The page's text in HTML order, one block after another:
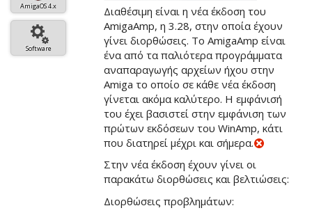
AmigaOS 4.x
Software
Διαθέσιμη είναι η νέα έκδοση του
AmigaAmp, η 3.28, στην οποία έχουν
γίνει διορθώσεις. Το AmigaAmp είναι
ένα από τα παλιότερα προγράμματα
αναπαραγωγής αρχείων ήχου στην
Amiga το οποίο σε κάθε νέα έκδοση
γίνεται ακόμα καλύτερο. Η εμφάνισή
του έχει βασιστεί στην εμφάνιση των
πρώτων εκδόσεων του WinAmp, κάτι
που διατηρεί μέχρι και σήμερα.
Στην νέα έκδοση έχουν γίνει οι
παρακάτω διορθώσεις και βελτιώσεις:
Διορθώσεις προβλημάτων: